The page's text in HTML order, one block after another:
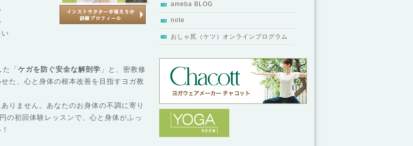
ameba BLOG
note
おしゃ尻（ケツ）オンラインプログラム
「 ケガを防ぐ安全な解剖学 」と、密教修
せた、心と身体の根本改善を目指すヨガ教
りません。あなたのお身体の不調に寄り
の初回体験レッスンで、心と身体がふっ
！